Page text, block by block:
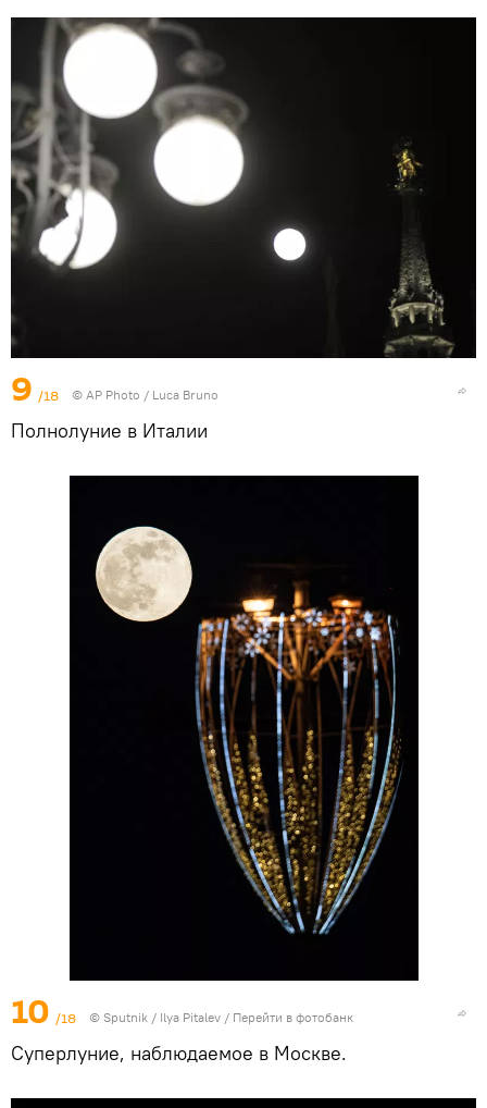
9 /18 © AP Photo / Luca Bruno
Полнолуние в Италии
10 /18 © Sputnik / Ilya Pitalev / Перейти в фотобанк
Суперлуние, наблюдаемое в Москве.